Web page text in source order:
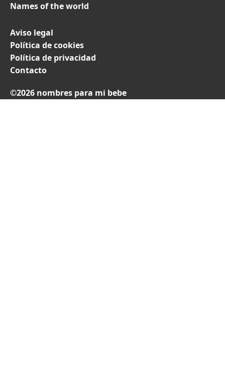
Names of the world
Aviso legal
Política de cookies
Política de privacidad
Contacto
©2026 nombres para mi bebe